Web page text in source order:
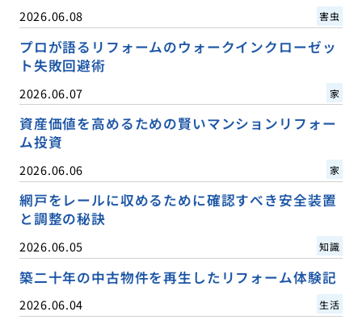
2026.06.08 害虫
プロが語るリフォームのウォークインクローゼッ
ト失敗回避術
2026.06.07 家
資産価値を高めるための賢いマンションリフォー
ム投資
2026.06.06 家
網戸をレールに収めるために確認すべき安全装置
と調整の秘訣
2026.06.05 知識
築二十年の中古物件を再生したリフォーム体験記
2026.06.04 生活